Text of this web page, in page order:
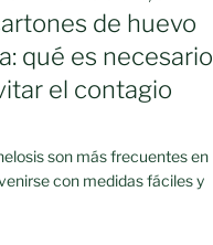
de huevo
qué es necesario
el contagio
son más frecuentes en
con medidas fáciles y